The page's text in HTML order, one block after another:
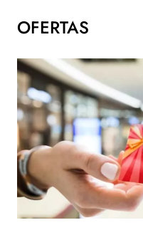
OFERTAS